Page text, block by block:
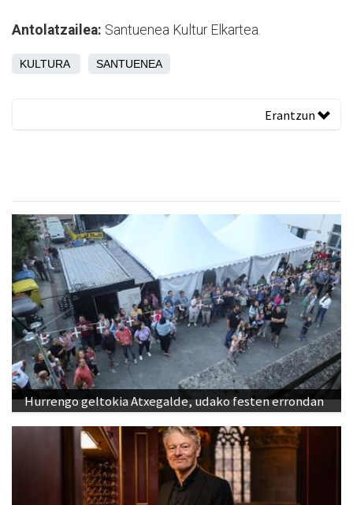
Antolatzailea: Santuenea Kultur Elkartea.
KULTURA SANTUENEA
Erantzun
Hurrengo geltokia Atxegalde, udako festen errondan